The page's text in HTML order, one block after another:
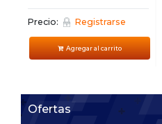
Precio: Registrarse
Agregar al carrito
Ofertas